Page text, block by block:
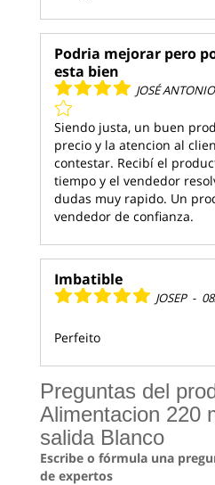
Podria mejorar pero
esta bien
JOSÉ ANTONIO
Siendo justa, un buen
precio y la atencion al
contestar. Recibí el
tiempo y el vendedor
dudas muy rapido. Un
vendedor de confianza.
Imbatible
JOSEP -
Perfeito
Preguntas del
Alimentacion 220
salida Blanco
Escribe o fórmula una
de expertos